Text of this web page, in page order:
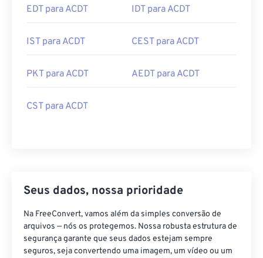
EDT para ACDT IDT para ACDT
IST para ACDT CEST para ACDT
PKT para ACDT AEDT para ACDT
CST para ACDT
Seus dados, nossa prioridade
Na FreeConvert, vamos além da simples conversão de
arquivos — nós os protegemos. Nossa robusta estrutura de
segurança garante que seus dados estejam sempre
seguros, seja convertendo uma imagem, um vídeo ou um